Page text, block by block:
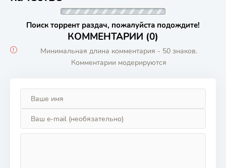
Поиск торрент раздач, пожалуйста подождите!
КОММЕНТАРИИ (0)
Минимальная длина комментария - 50 знаков.
Комментарии модерируются